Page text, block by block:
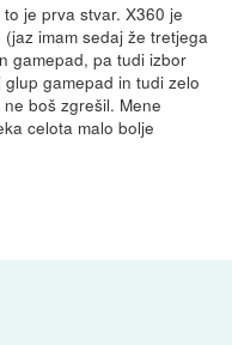
je prva stvar. X360 je
imam sedaj že tretjega
gamepad, pa tudi izbor
gamepad in tudi zelo
boš zgrešil. Mene
celota malo bolje